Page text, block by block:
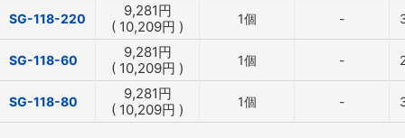
SG-118-220 9,281円
( 10,209円 ) 1個 -
SG-118-60 9,281円
( 10,209円 ) 1個 -
SG-118-80 9,281円
( 10,209円 ) 1個 -